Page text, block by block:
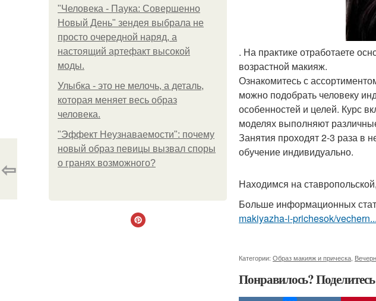
"Человека - Паука: Совершенно
Новый День" зендея выбрала не
просто очередной наряд, а
настоящий артефакт высокой
моды.
Улыбка - это не мелочь, а деталь,
которая меняет весь образ
человека.
"Эффект Неузнаваемости": почему
новый образ певицы вызвал споры
о гранях возможного?
. На практике отработаете
возрастной макияж.
Ознакомитесь с
можно подобрать человеку
особенностей и целей. Курс
моделях выполняют
Занятия проходят 2-3 раза в
обучение индивидуально.
Находимся на
Больше информационных
makiyazha-i-prichesok/vechern...
Категории: Образ макияж и прическа
Понравилось?
⇦